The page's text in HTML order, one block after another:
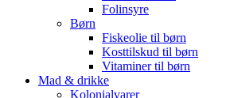
Folinsyre
Børn
Fiskeolie til børn
Kosttilskud til børn
Vitaminer til børn
Mad & drikke
Kolonialvarer